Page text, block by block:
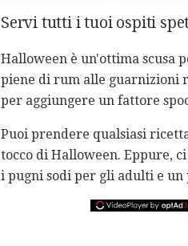
Servi tutti i tuoi ospiti
Halloween è un'ottima scusa
piene di rum alle guarnizioni
per aggiungere un fattore
Puoi prendere qualsiasi
tocco di Halloween. Eppure,
i pugni sodi per gli adulti e un